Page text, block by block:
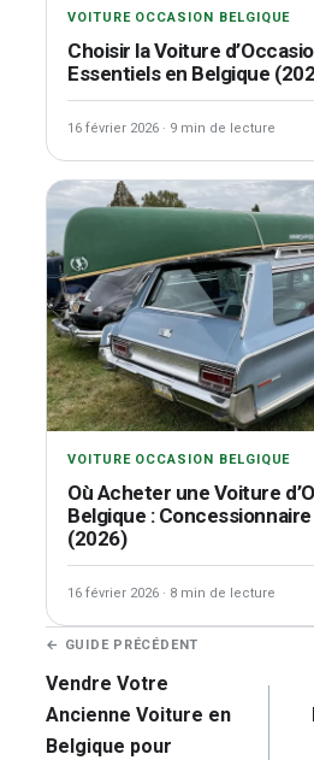
VOITURE OCCASION BELGIQUE
Choisir la Voiture
Essentiels en Belgique
16 février 2026 · 9 min de lecture
VOITURE OCCASION BELGIQUE
Où Acheter une Voiture
Belgique :
(2026)
16 février 2026 · 8 min de lecture
Navigation
de
l’article
← GUIDE PRÉCÉDENT
Vendre Votre
Ancienne Voiture en
Belgique pour